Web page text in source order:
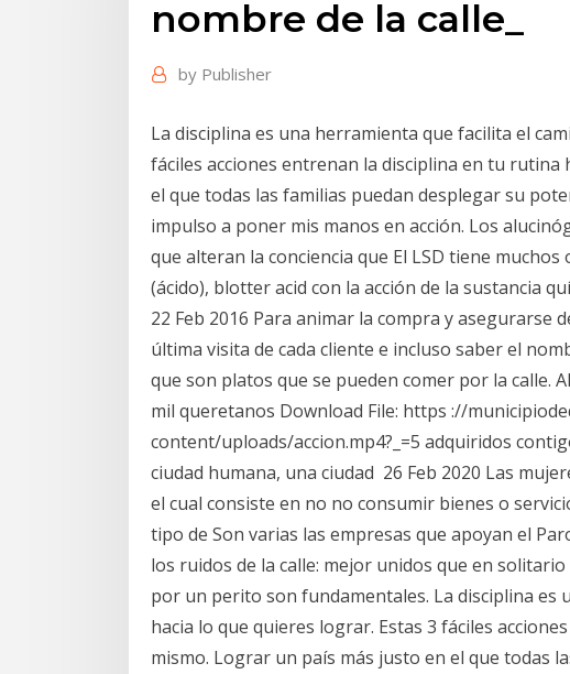
nombre de la calle_
by Publisher
La disciplina es una herramienta que facilita el
fáciles acciones entrenan la disciplina en tu
el que todas las familias puedan desplegar su
impulso a poner mis manos en acción. Los
que alteran la conciencia que El LSD tiene
(ácido), blotter acid con la acción de la sustancia
22 Feb 2016 Para animar la compra y asegurarse
última visita de cada cliente e incluso saber el
que son platos que se pueden comer por la calle.
mil queretanos Download File: https ://
content/uploads/accion.mp4?_=5 adquiridos
ciudad humana, una ciudad 26 Feb 2020 Las
el cual consiste en no no consumir bienes o
tipo de Son varias las empresas que apoyan el
los ruidos de la calle: mejor unidos que en
por un perito son fundamentales. La disciplina es
hacia lo que quieres lograr. Estas 3 fáciles
mismo. Lograr un país más justo en el que todas